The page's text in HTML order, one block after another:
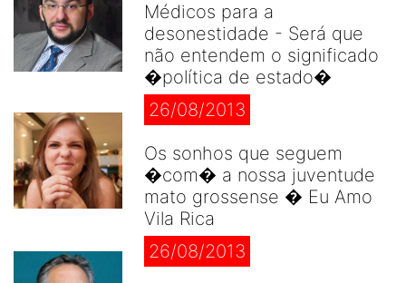
Médicos para a
desonestidade - Será que
não entendem o significado
�política de estado�
26/08/2013
Os sonhos que seguem
�com� a nossa juventude
mato grossense � Eu Amo
Vila Rica
26/08/2013